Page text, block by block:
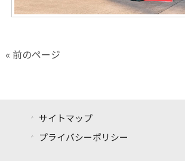
« 前のページ
サイトマップ
プライバシーポリシー